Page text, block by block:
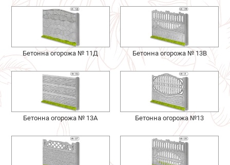
Бетонна огорожа № 11Д Бетонна огорожа № 13В
Бетонна огорожа № 13А Бетонна огорожа №13